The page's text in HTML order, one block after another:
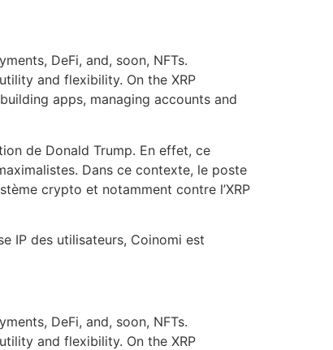
DeFi, and, soon, NFTs.
and flexibility. On the XRP
apps, managing accounts and
de Donald Trump. En effet, ce
Dans ce contexte, le poste
crypto et notamment contre l’XRP
IP des utilisateurs, Coinomi est
DeFi, and, soon, NFTs.
and flexibility. On the XRP